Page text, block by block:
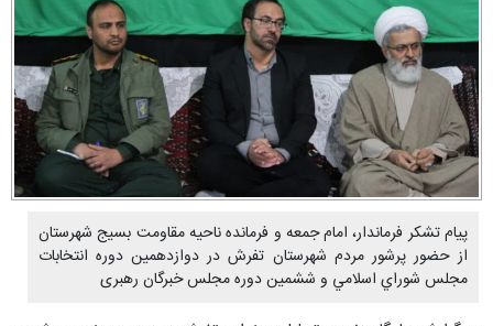
پيام تشكر فرماندار، امام جمعه و فرمانده ناحیه مقاومت بسیج شهرستان
از حضور پرشور مردم شهرستان تفرش در دوازدهمین دوره انتخابات
مجلس شوراي اسلامي و ششمین دوره مجلس خبرگان رهبری